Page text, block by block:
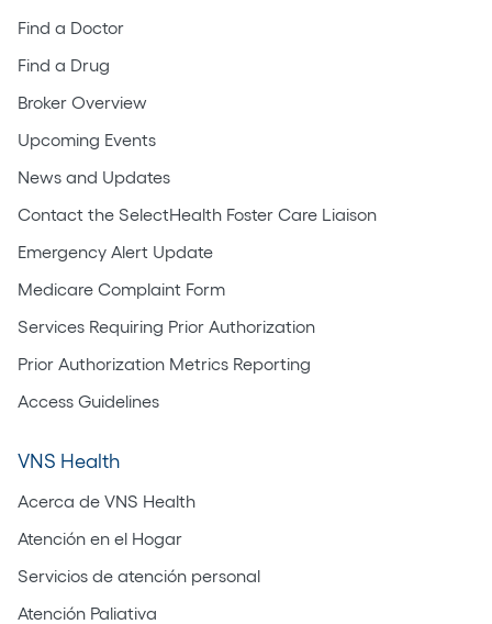
Find a Doctor
Find a Drug
Broker Overview
Upcoming Events
News and Updates
Contact the SelectHealth Foster Care Liaison
Emergency Alert Update
Medicare Complaint Form
Services Requiring Prior Authorization
Prior Authorization Metrics Reporting
Access Guidelines
VNS Health
Acerca de VNS Health
Atención en el Hogar
Servicios de atención personal
Atención Paliativa